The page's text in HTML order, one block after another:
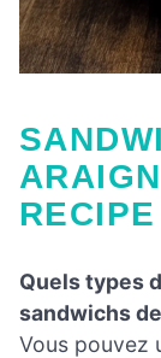
SANDWICHS DE
Quels types
sandwichs
Vous pouvez